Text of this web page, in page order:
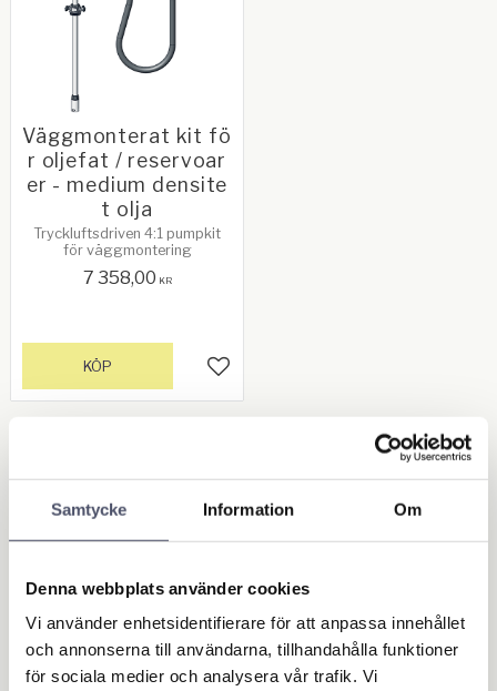
Samtycke Information Om
Denna webbplats använder cookies
Vi använder enhetsidentifierare för att anpassa innehållet
och annonserna till användarna, tillhandahålla funktioner
för sociala medier och analysera vår trafik. Vi
Väggmonterat kit fö
r oljefat / reservoar
er - medium densite
t olja
Tryckluftsdriven 4:1 pumpkit
för väggmontering
7 358,00 KR
Lägg till i favoriter
KÖP
Tvätthallsutrustning
Bränsle & AdBlueutrustning
Lasta & Dra
Batteriladdare & Starthjälp